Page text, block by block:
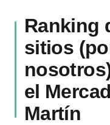
Ranking
sitios
el
Martín